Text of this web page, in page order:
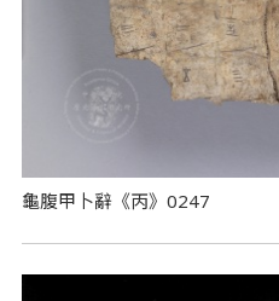
龜腹甲卜辭《丙》0247